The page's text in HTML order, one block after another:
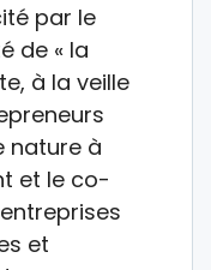
par le
de « la
à la veille
nature à
et le co-
et